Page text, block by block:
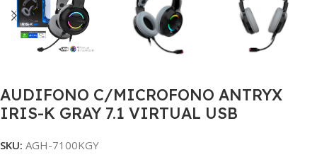
AUDIFONO C/MICROFONO ANTRYX
IRIS-K GRAY 7.1 VIRTUAL USB
SKU: AGH-7100KGY